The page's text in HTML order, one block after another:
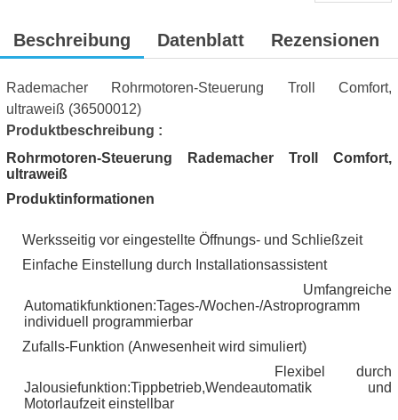
Beschreibung Datenblatt Rezensionen
Rademacher Rohrmotoren-Steuerung Troll Comfort,
ultraweiß (36500012)
Produktbeschreibung :
Rohrmotoren-Steuerung Rademacher Troll Comfort,
ultraweiß
Produktinformationen
Werksseitig vor eingestellte Öffnungs- und Schließzeit
Einfache Einstellung durch Installationsassistent
Umfangreiche
Automatikfunktionen:Tages-/Wochen-/Astroprogramm
individuell programmierbar
Zufalls-Funktion (Anwesenheit wird simuliert)
Flexibel durch
Jalousiefunktion:Tippbetrieb,Wendeautomatik und
Motorlaufzeit einstellbar